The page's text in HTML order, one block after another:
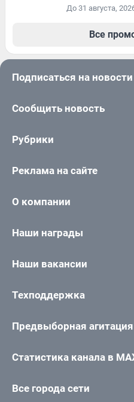
До 31 августа,
Все
Подписаться на новости
Сообщить новость
Рубрики
Реклама на сайте
О компании
Наши награды
Наши вакансии
Техподдержка
Предвыборная агитация
Статистика канала в
Все города сети